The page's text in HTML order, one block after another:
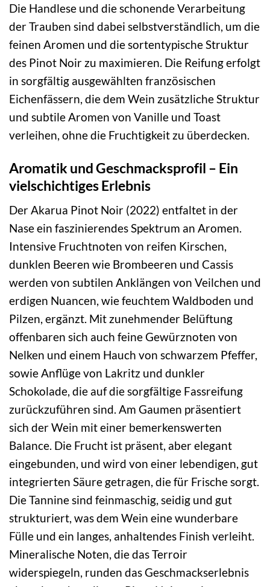
Die Handlese und die schonende Verarbeitung
der Trauben sind dabei selbstverständlich, um die
feinen Aromen und die sortentypische Struktur
des Pinot Noir zu maximieren. Die Reifung erfolgt
in sorgfältig ausgewählten französischen
Eichenfässern, die dem Wein zusätzliche Struktur
und subtile Aromen von Vanille und Toast
verleihen, ohne die Fruchtigkeit zu überdecken.
Aromatik und Geschmacksprofil – Ein
vielschichtiges Erlebnis
Der Akarua Pinot Noir (2022) entfaltet in der
Nase ein faszinierendes Spektrum an Aromen.
Intensive Fruchtnoten von reifen Kirschen,
dunklen Beeren wie Brombeeren und Cassis
werden von subtilen Anklängen von Veilchen und
erdigen Nuancen, wie feuchtem Waldboden und
Pilzen, ergänzt. Mit zunehmender Belüftung
offenbaren sich auch feine Gewürznoten von
Nelken und einem Hauch von schwarzem Pfeffer,
sowie Anflüge von Lakritz und dunkler
Schokolade, die auf die sorgfältige Fassreifung
zurückzuführen sind. Am Gaumen präsentiert
sich der Wein mit einer bemerkenswerten
Balance. Die Frucht ist präsent, aber elegant
eingebunden, und wird von einer lebendigen, gut
integrierten Säure getragen, die für Frische sorgt.
Die Tannine sind feinmaschig, seidig und gut
strukturiert, was dem Wein eine wunderbare
Fülle und ein langes, anhaltendes Finish verleiht.
Mineralische Noten, die das Terroir
widerspiegeln, runden das Geschmackserlebnis